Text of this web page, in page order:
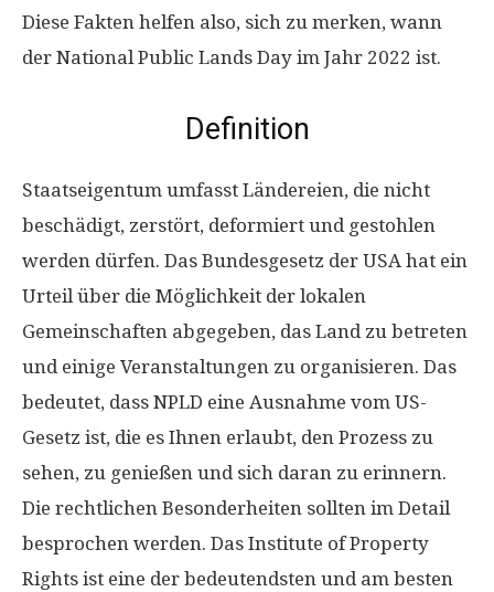
Diese Fakten helfen also, sich zu merken, wann
der National Public Lands Day im Jahr 2022 ist.
Definition
Staatseigentum umfasst Ländereien, die nicht
beschädigt, zerstört, deformiert und gestohlen
werden dürfen. Das Bundesgesetz der USA hat ein
Urteil über die Möglichkeit der lokalen
Gemeinschaften abgegeben, das Land zu betreten
und einige Veranstaltungen zu organisieren. Das
bedeutet, dass NPLD eine Ausnahme vom US-
Gesetz ist, die es Ihnen erlaubt, den Prozess zu
sehen, zu genießen und sich daran zu erinnern.
Die rechtlichen Besonderheiten sollten im Detail
besprochen werden. Das Institute of Property
Rights ist eine der bedeutendsten und am besten